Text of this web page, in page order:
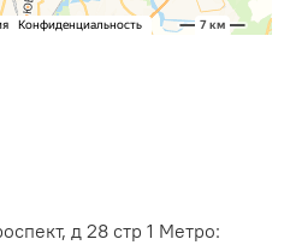
д 28 стр 1 Метро: